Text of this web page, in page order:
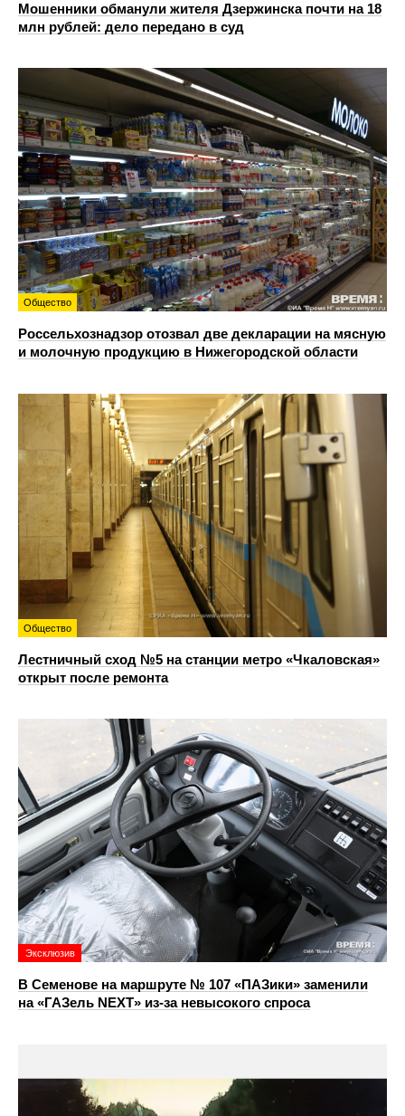
Мошенники обманули жителя Дзержинска почти на 18
млн рублей: дело передано в суд
Общество
Россельхознадзор отозвал две декларации на мясную
и молочную продукцию в Нижегородской области
Общество
Лестничный сход №5 на станции метро «Чкаловская»
открыт после ремонта
Эксклюзив
В Семенове на маршруте № 107 «ПАЗики» заменили
на «ГАЗель NEXT» из‑за невысокого спроса